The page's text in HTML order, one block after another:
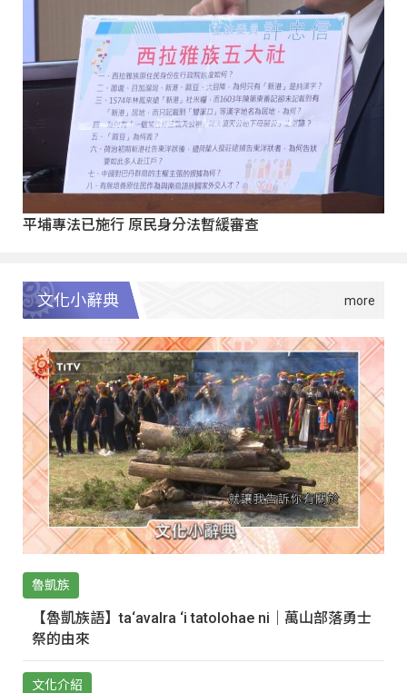
平埔專法已施行 原民身分法暫緩審查
文化小辭典
魯凱族
【魯凱族語】ta‘avalra ‘i tatolohae ni｜萬山部落勇士
祭的由來
文化介紹